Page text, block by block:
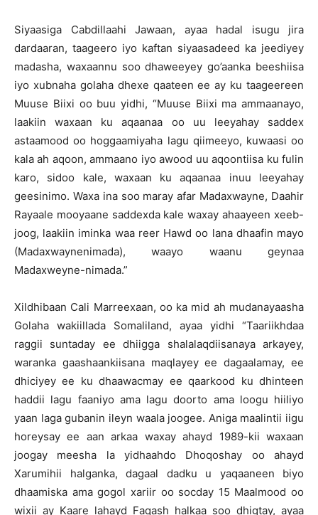
Siyaasiga Cabdillaahi Jawaan, ayaa hadal isugu jira
dardaaran, taageero iyo kaftan siyaasadeed ka jeediyey
madasha, waxaannu soo dhaweeyey go’aanka beeshiisa
iyo xubnaha golaha dhexe qaateen ee ay ku taageereen
Muuse Biixi oo buu yidhi, “Muuse Biixi ma ammaanayo,
laakiin waxaan ku aqaanaa oo uu leeyahay saddex
astaamood oo hoggaamiyaha lagu qiimeeyo, kuwaasi oo
kala ah aqoon, ammaano iyo awood uu aqoontiisa ku fulin
karo, sidoo kale, waxaan ku aqaanaa inuu leeyahay
geesinimo. Waxa ina soo maray afar Madaxwayne, Daahir
Rayaale mooyaane saddexda kale waxay ahaayeen xeeb-
joog, laakiin iminka waa reer Hawd oo lana dhaafin mayo
(Madaxwaynenimada), waayo waanu geynaa
Madaxweyne-nimada.”
Xildhibaan Cali Marreexaan, oo ka mid ah mudanayaasha
Golaha wakiillada Somaliland, ayaa yidhi “Taariikhdaa
raggii suntaday ee dhiigga shalalaqdiisanaya arkayey,
waranka gaashaankiisana maqlayey ee dagaalamay, ee
dhiciyey ee ku dhaawacmay ee qaarkood ku dhinteen
haddii lagu faaniyo ama lagu doorto ama loogu hiiliyo
yaan laga gubanin ileyn waala joogee. Aniga maalintii iigu
horeysay ee aan arkaa waxay ahayd 1989-kii waxaan
joogay meesha la yidhaahdo Dhoqoshay oo ahayd
Xarumihii halganka, dagaal dadku u yaqaaneen biyo
dhaamiska ama gogol xariir oo socday 15 Maalmood oo
wixii ay Kaare lahayd Faqash halkaa soo dhigtay, ayaa